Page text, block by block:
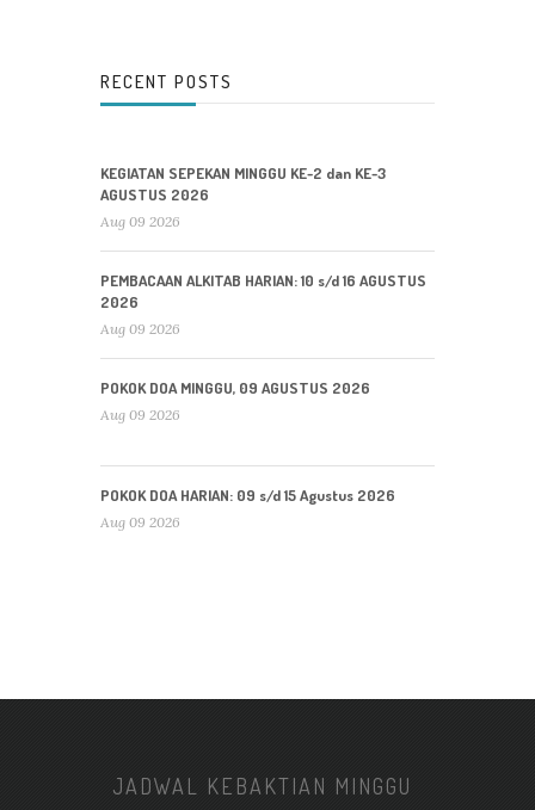
RECENT POSTS
KEGIATAN SEPEKAN MINGGU KE-2 dan KE-3
AGUSTUS 2026
Aug 09 2026
PEMBACAAN ALKITAB HARIAN: 10 s/d 16 AGUSTUS
2026
Aug 09 2026
POKOK DOA MINGGU, 09 AGUSTUS 2026
Aug 09 2026
POKOK DOA HARIAN: 09 s/d 15 Agustus 2026
Aug 09 2026
JADWAL KEBAKTIAN MINGGU